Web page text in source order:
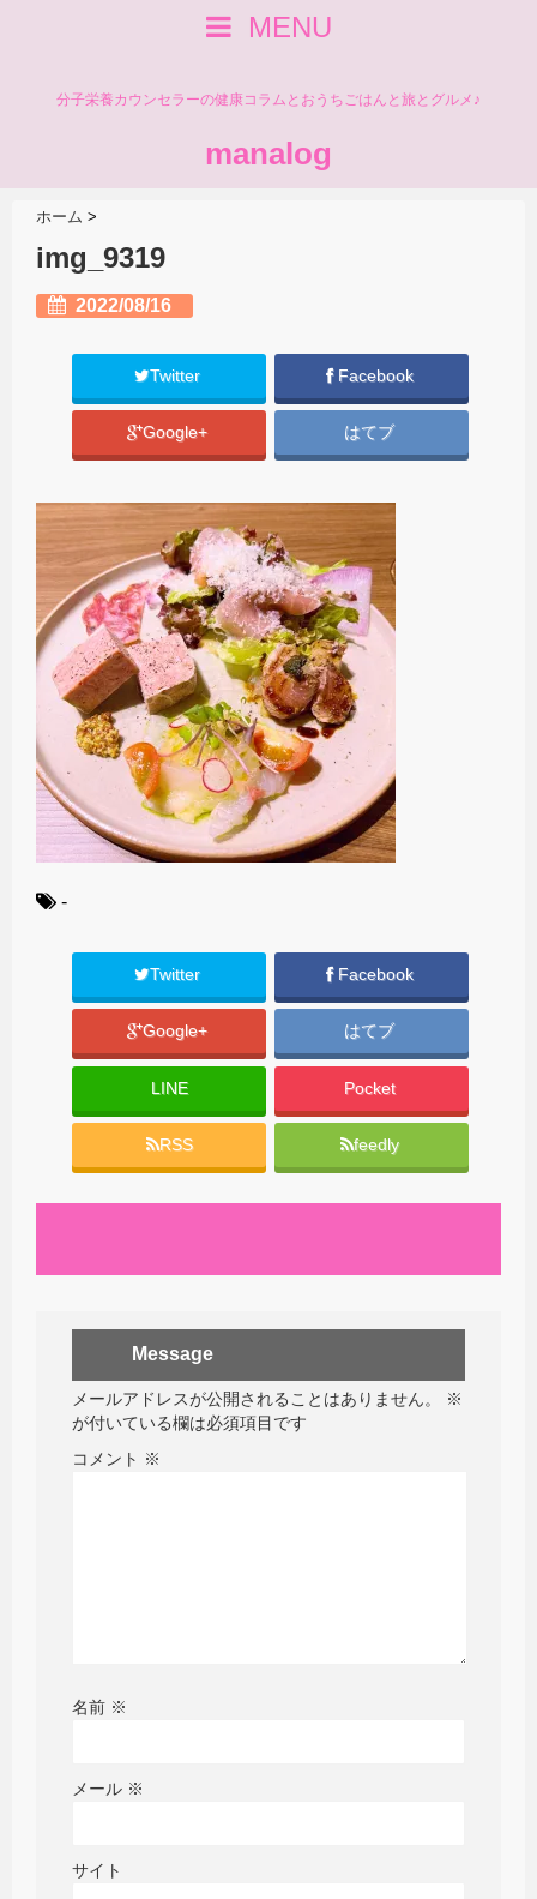
MENU
分子栄養カウンセラーの健康コラムとおうちごはんと旅とグルメ♪
manalog
ホーム >
img_9319
2022/08/16
Twitter Facebook
Google+ はてブ
-
Twitter Facebook
Google+ はてブ
LINE Pocket
RSS feedly
Message
メールアドレスが公開されることはありません。
※
が付いている欄は必須項目です
コメント ※
名前 ※
メール ※
サイト